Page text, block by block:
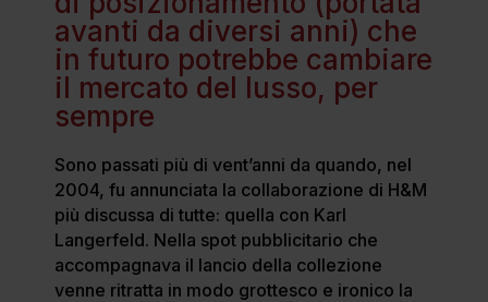
avanti da diversi anni) che
in futuro potrebbe cambiare
il mercato del lusso, per
sempre
Sono passati più di vent’anni da quando, nel
2004, fu annunciata la collaborazione di H&M
più discussa di tutte: quella con Karl
Langerfeld. Nella spot pubblicitario che
accompagnava il lancio della collezione
venne ritratta in modo grottesco e ironico la